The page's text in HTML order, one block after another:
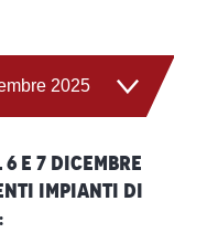
2025
e 7 dicembre
impianti di